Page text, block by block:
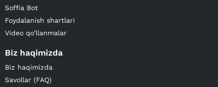
Soffia Bot
Foydalanish shartlari
Video qo'llanmalar
Biz haqimizda
Biz haqimizda
Savollar (FAQ)